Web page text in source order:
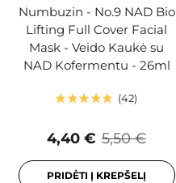
Numbuzin - No.9 NAD Bio
Lifting Full Cover Facial
Mask - Veido Kaukė su
NAD Kofermentu - 26ml
42
5,50 €
4,40 €
PRIDĖTI Į KREPŠELĮ